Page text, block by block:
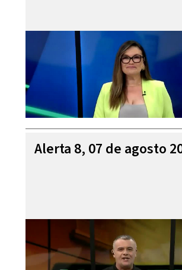
Alerta 8, 07 de agosto